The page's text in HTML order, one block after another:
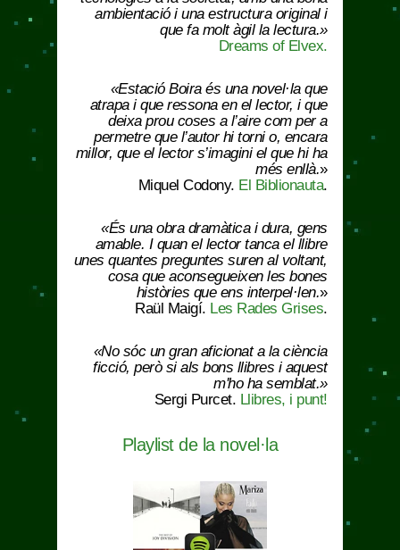
ambientació i una estructura original i
que fa molt àgil la lectura.»
Dreams of Elvex.
«Estació Boiraés una novel·la que
atrapa i que ressona en el lector, i que
deixa prou coses a l’aire com per a
permetre que l’autor hi torni o, encara
millor, que el lector s’imagini el que hi ha
més enllà.»
Miquel Codony. El Biblionauta.
«És una obra dramàtica i dura, gens
amable. I quan el lector tanca el llibre
unes quantes preguntes suren al voltant,
cosa que aconsegueixen les bones
històries que ens interpel·len.»
Raül Maigí. Les Rades Grises.
«No sóc un gran aficionat a la ciència
ficció, però si als bons llibres i aquest
m'ho ha semblat.»
Sergi Purcet. Llibres, i punt!
Playlist de la novel·la